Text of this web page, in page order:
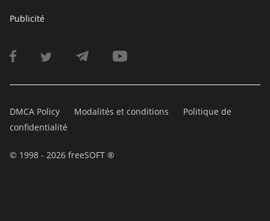
Publicité
DMCA Policy Modalités et conditions
Politique de
confidentialité
© 1998 - 2026 freeSOFT ®